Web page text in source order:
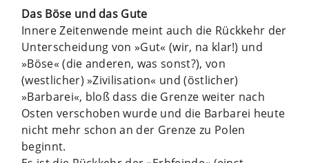
Das Böse und das Gute
Innere Zeitenwende meint auch die Rückkehr der
Unterscheidung von »Gut« (wir, na klar!) und
»Böse« (die anderen, was sonst?), von
(westlicher) »Zivilisation« und (östlicher)
»Barbarei«, bloß dass die Grenze weiter nach
Osten verschoben wurde und die Barbarei heute
nicht mehr schon an der Grenze zu Polen
beginnt.